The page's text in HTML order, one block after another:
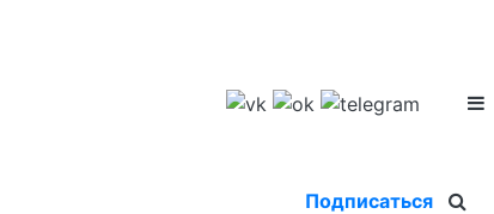
Подписаться